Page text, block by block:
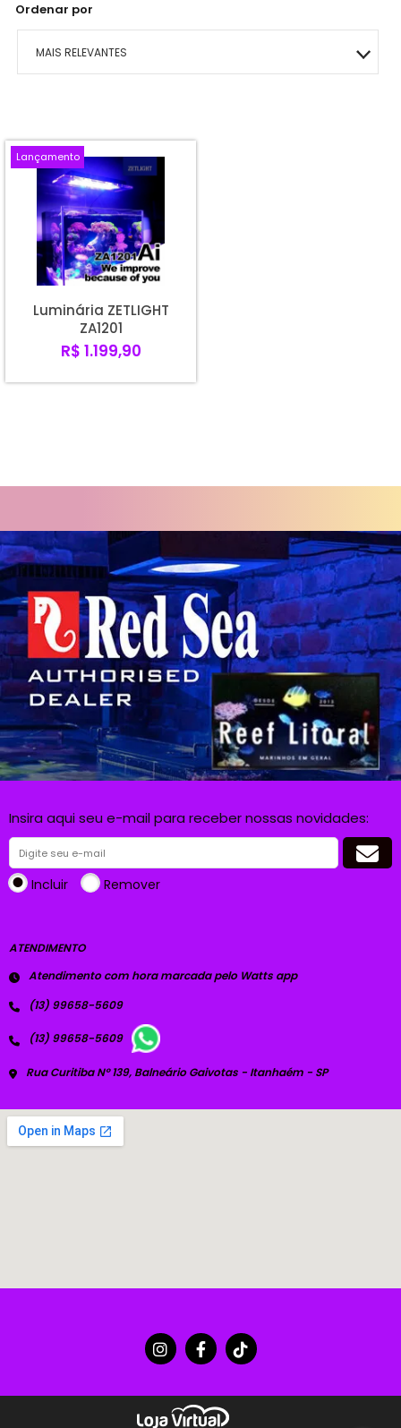
Ordenar por
MAIS RELEVANTES
MENOR PREÇO
MAIOR PREÇO
A - Z
Lançamento
Luminária ZETLIGHT
ZA1201
R$ 1.199,90
Insira aqui seu e-mail para receber nossas novidades:
Incluir Remover
ATENDIMENTO
Atendimento com hora marcada pelo Watts app
(13) 99658-5609
(13) 99658-5609
Rua Curitiba Nº 139, Balneário Gaivotas - Itanhaém - SP